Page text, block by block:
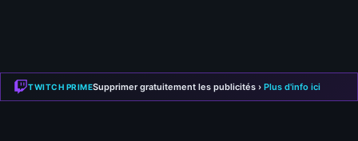
TWITCH PRIMESupprimer gratuitement les publicités › Plus d'info ici